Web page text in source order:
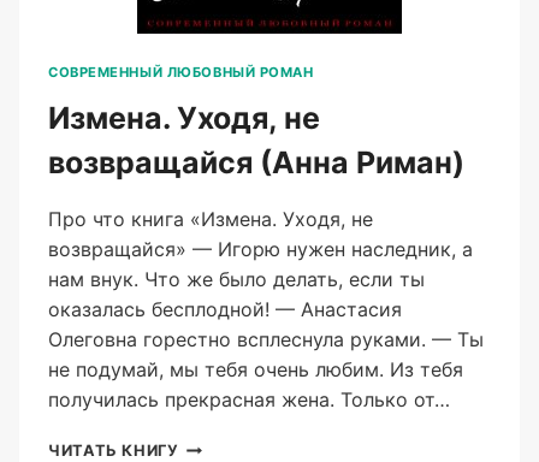
СОВРЕМЕННЫЙ ЛЮБОВНЫЙ РОМАН
Измена. Уходя, не
возвращайся (Анна Риман)
Про что книга «Измена. Уходя, не
возвращайся» — Игорю нужен наследник, а
нам внук. Что же было делать, если ты
оказалась бесплодной! — Анастасия
Олеговна горестно всплеснула руками. — Ты
не подумай, мы тебя очень любим. Из тебя
получилась прекрасная жена. Только от…
ЧИТАТЬ КНИГУ ИЗМЕНА.